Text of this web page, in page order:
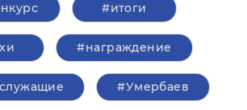
#итоги
#награждение
#Умербаев